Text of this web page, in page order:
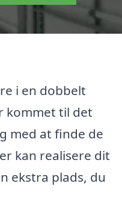
i en dobbelt
kommet til det
med at finde de
kan realisere dit
ekstra plads, du